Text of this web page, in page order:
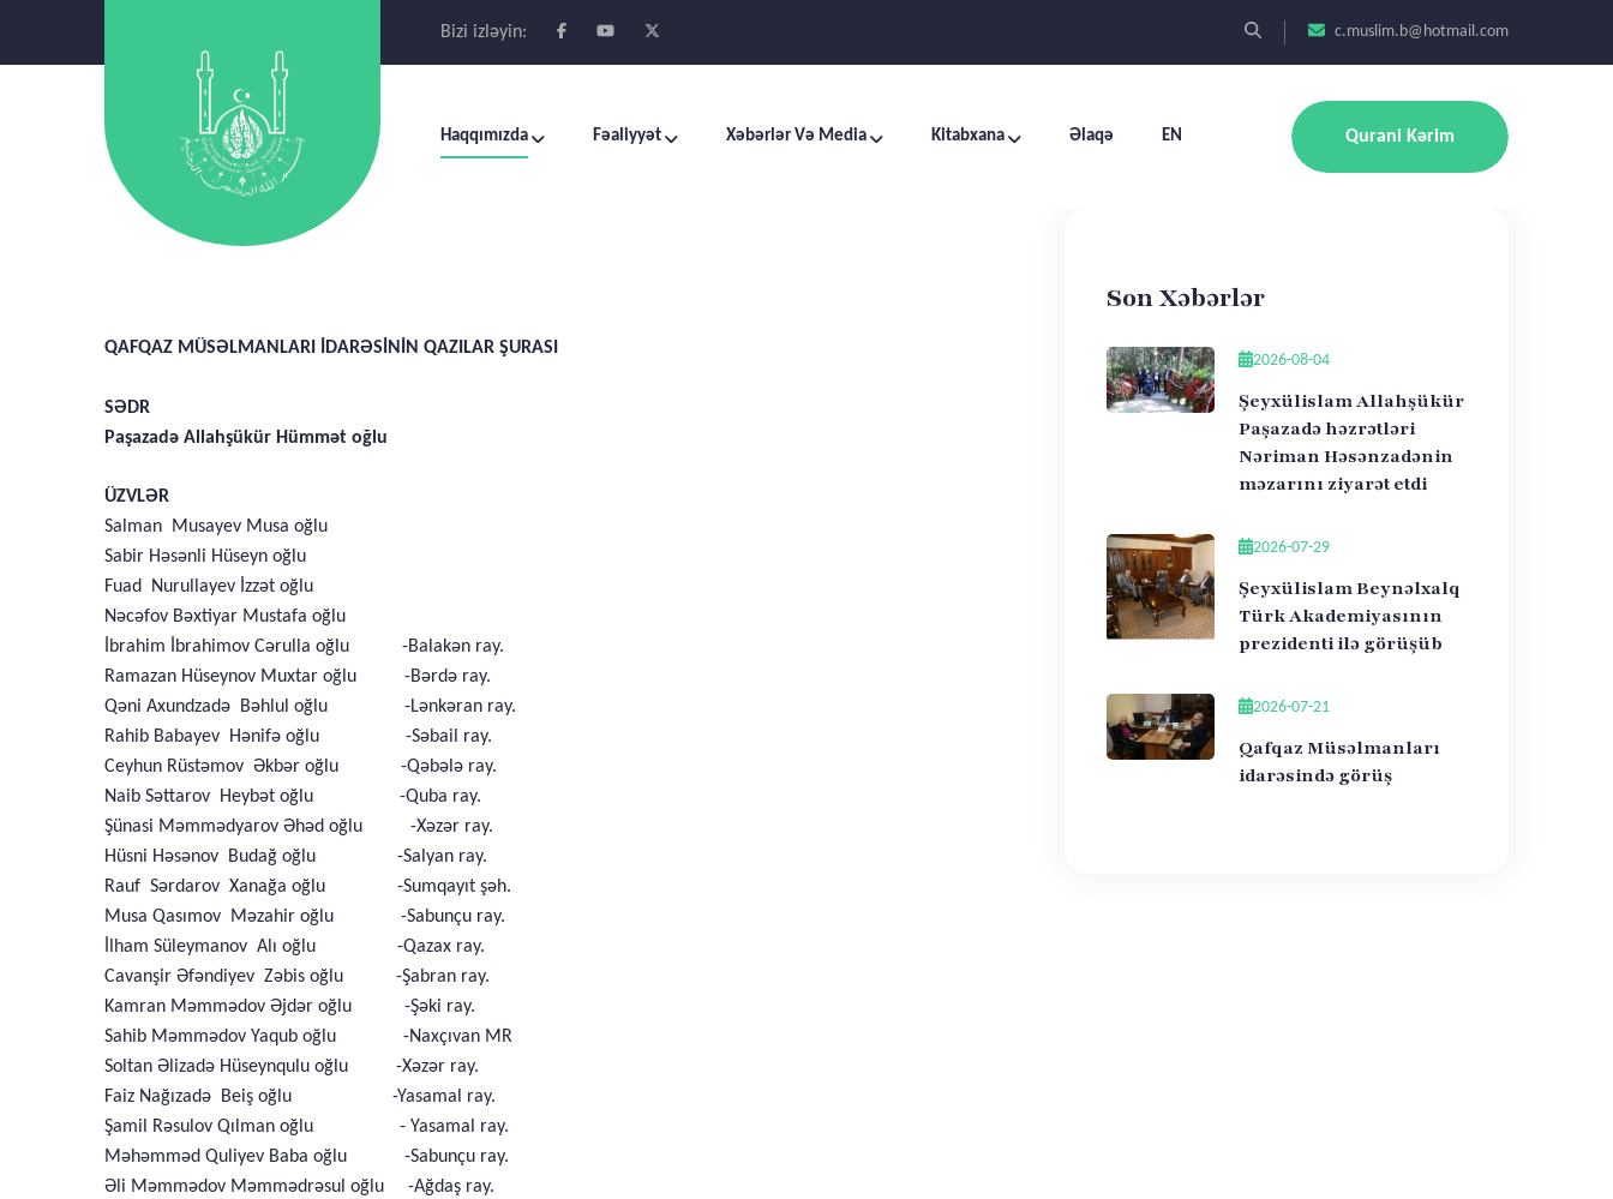
Bizi izləyin: c.muslim.b@hotmail.com
Haqqımızda Fəaliyyət Xəbərlər Və Media Kitabxana Əlaqə EN Qurani Kərim
QAFQAZ MÜSƏLMANLARI İDARƏSİNİN QAZILAR ŞURASI
SƏDR
Paşazadə Allahşükür Hümmət oğlu
ÜZVLƏR
Salman Musayev Musa oğlu
Sabir Həsənli Hüseyn oğlu
Fuad Nurullayev İzzət oğlu
Nəcəfov Bəxtiyar Mustafa oğlu
İbrahim İbrahimov Cərulla oğlu -Balakən ray.
Ramazan Hüseynov Muxtar oğlu -Bərdə ray.
Qəni Axundzadə Bəhlul oğlu -Lənkəran ray.
Rahib Babayev Hənifə oğlu -Səbail ray.
Ceyhun Rüstəmov Əkbər oğlu -Qəbələ ray.
Naib Səttarov Heybət oğlu -Quba ray.
Şünasi Məmmədyarov Əhəd oğlu -Xəzər ray.
Hüsni Həsənov Budağ oğlu -Salyan ray.
Rauf Sərdarov Xanağa oğlu -Sumqayıt şəh.
Musa Qasımov Məzahir oğlu -Sabunçu ray.
İlham Süleymanov Alı oğlu -Qazax ray.
Cavanşir Əfəndiyev Zəbis oğlu -Şabran ray.
Kamran Məmmədov Əjdər oğlu -Şəki ray.
Sahib Məmmədov Yaqub oğlu -Naxçıvan MR
Soltan Əlizadə Hüseynqulu oğlu -Xəzər ray.
Faiz Nağızadə Beiş oğlu -Yasamal ray.
Şamil Rəsulov Qılman oğlu - Yasamal ray.
Məhəmməd Quliyev Baba oğlu -Sabunçu ray.
Əli Məmmədov Məmmədrəsul oğlu -Ağdaş ray.
Son Xəbərlər
2026-08-04
Şeyxülislam Allahşükür
Paşazadə həzrətləri
Nəriman Həsənzadənin
məzarını ziyarət etdi
2026-07-29
Şeyxülislam Beynəlxalq
Türk Akademiyasının
prezidenti ilə görüşüb
2026-07-21
Qafqaz Müsəlmanları
idarəsində görüş